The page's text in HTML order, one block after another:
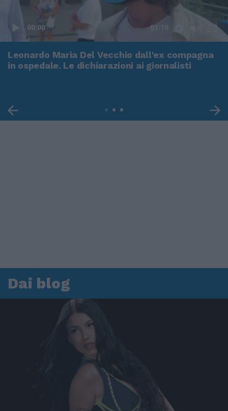
00:00 01:16
Leonardo Maria Del Vecchio dall'ex compagna
in ospedale. Le dichiarazioni ai giornalisti
Dai blog